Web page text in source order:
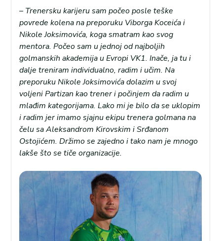
– Trenersku karijeru sam počeo posle teške
povrede kolena na preporuku Viborga Koceića i
Nikole Joksimovića, koga smatram kao svog
mentora. Počeo sam u jednoj od najboljih
golmanskih akademija u Evropi VK1. Inače, ja tu i
dalje treniram individualno, radim i učim. Na
preporuku Nikole Joksimovića dolazim u svoj
voljeni Partizan kao trener i počinjem da radim u
mlađim kategorijama. Lako mi je bilo da se uklopim
i radim jer imamo sjajnu ekipu trenera golmana na
čelu sa Aleksandrom Kirovskim i Srđanom
Ostojićem. Držimo se zajedno i tako nam je mnogo
lakše što se tiče organizacije.